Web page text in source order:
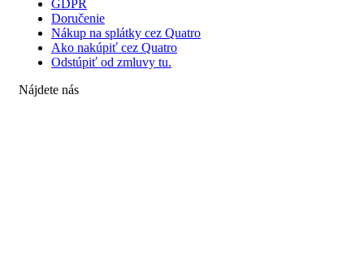
GDPR
Doručenie
Nákup na splátky cez Quatro
Ako nakúpiť cez Quatro
Odstúpiť od zmluvy tu.
Nájdete nás